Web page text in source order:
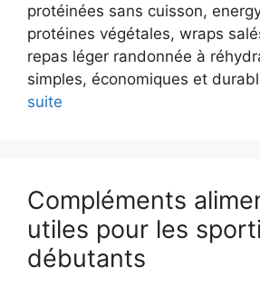
protéinées sans cuisson,
protéines végétales, wraps
repas léger randonnée à
simples, économiques et
suite
Compléments
utiles pour les
débutants